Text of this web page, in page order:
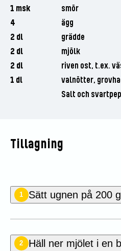
1 msk
smör
4
ägg
2 dl
grädde
2 dl
mjölk
2 dl
riven ost, t.ex.
1 dl
valnötter,
Salt och
Tillagning
1 Sätt ugnen på 200
2
Häll ner mjölet i en